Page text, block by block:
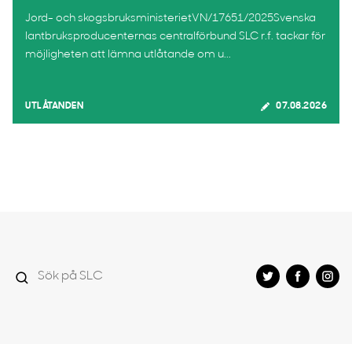
Jord- och skogsbruksministerietVN/17651/2025Svenska
lantbruksproducenternas centralförbund SLC r.f. tackar för
möjligheten att lämna utlåtande om u...
UTLÅTANDEN 07.08.2026